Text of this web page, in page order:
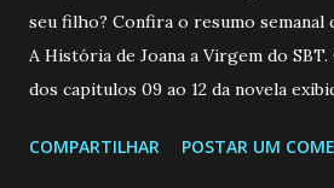
seu filho? Confira o resumo semanal
A História de Joana a Virgem do
dos capitulos 09 ao 12 da novela
a Programação Semanal do SBT de
COMPARTILHAR POSTAR UM